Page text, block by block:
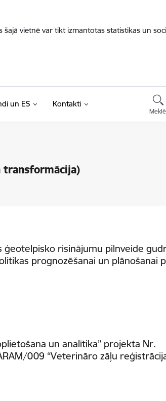
vietnē var tikt izmantotas statistikas un
un ES Kontakti
transformācija)
ģeotelpisko risinājumu pilnveide
prognozēšanai un plānošanai
un analītika” projekta Nr.
009 “Veterināro zāļu